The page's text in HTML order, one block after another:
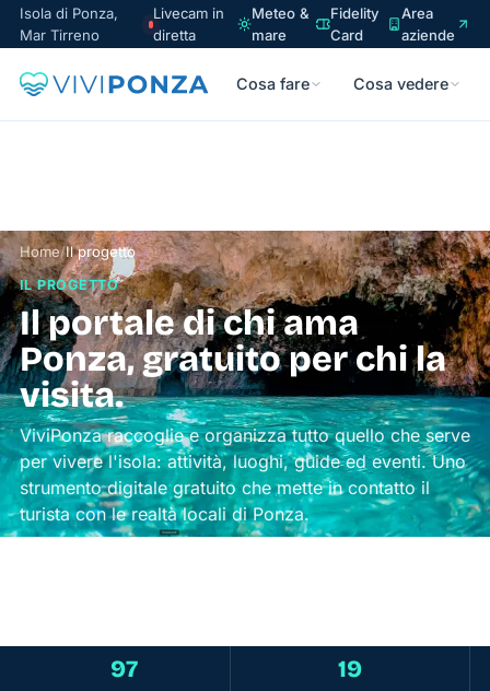
Isola di Ponza,
Mar Tirreno
Livecam in
diretta
Meteo &
mare
Fidelity
Card
Area
aziende
Cosa fare Cosa vedere
Home/Il progetto
IL PROGETTO
Il portale di chi ama
Ponza, gratuito per chi la
visita.
ViviPonza raccoglie e organizza tutto quello che serve
per vivere l'isola: attività, luoghi, guide ed eventi. Uno
strumento digitale gratuito che mette in contatto il
turista con le realtà locali di Ponza.
97 19